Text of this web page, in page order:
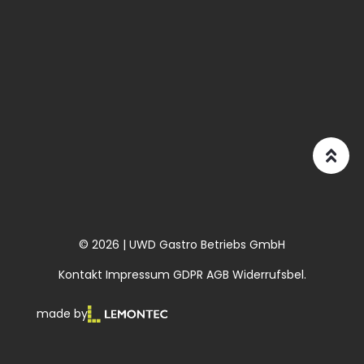
© 2026 | UWD Gastro Betriebs GmbH
Kontakt Impressum GDPR AGB Widerrufsbel.
made by